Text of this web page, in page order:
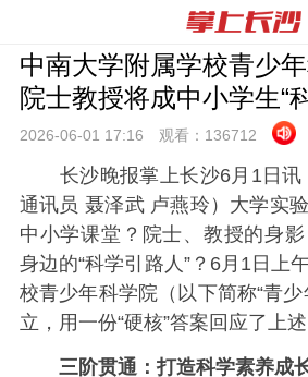
中南大学附属学校青少
院士教授将成中小学生“
2026-06-01 17:16 观看： 136712
长沙晚报掌上长沙6月1日讯
通讯员 聂泽武 卢燕玲）大学实
中小学课堂？院士、教授的身
身边的“科学引路人”？6月1日上
校青少年科学院（以下简称“青
立，用一份“硬核”答案回应了上述
三阶贯通：打造科学素养成